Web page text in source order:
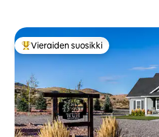
Vieraiden suosikkien
Vieraiden suosikki